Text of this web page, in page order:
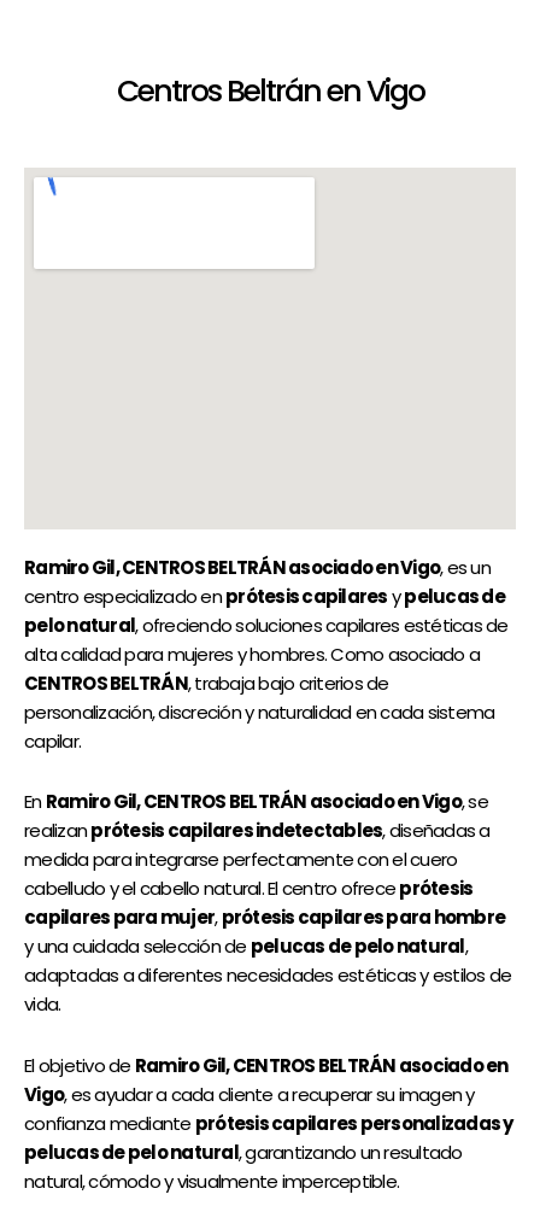
Centros Beltrán en Vigo
Ramiro Gil, CENTROS BELTRÁN asociado en Vigo, es un
centro especializado enprótesis capilaresypelucas de
pelo natural, ofreciendo soluciones capilares estéticas de
alta calidad para mujeres y hombres. Como asociado a
CENTROS BELTRÁN, trabaja bajo criterios de
personalización, discreción y naturalidad en cada sistema
capilar.
EnRamiro Gil, CENTROS BELTRÁN asociado en Vigo, se
realizanprótesis capilares indetectables, diseñadas a
medida para integrarse perfectamente con el cuero
cabelludo y el cabello natural. El centro ofreceprótesis
capilares para mujer,prótesis capilares para hombre
y una cuidada selección de pelucas de pelo natural,
adaptadas a diferentes necesidades estéticas y estilos de
vida.
El objetivo de Ramiro Gil, CENTROS BELTRÁN asociado en
Vigo, es ayudar a cada cliente a recuperar su imagen y
confianza mediante prótesis capilares personalizadas y
pelucas de pelo natural, garantizando un resultado
natural, cómodo y visualmente imperceptible.